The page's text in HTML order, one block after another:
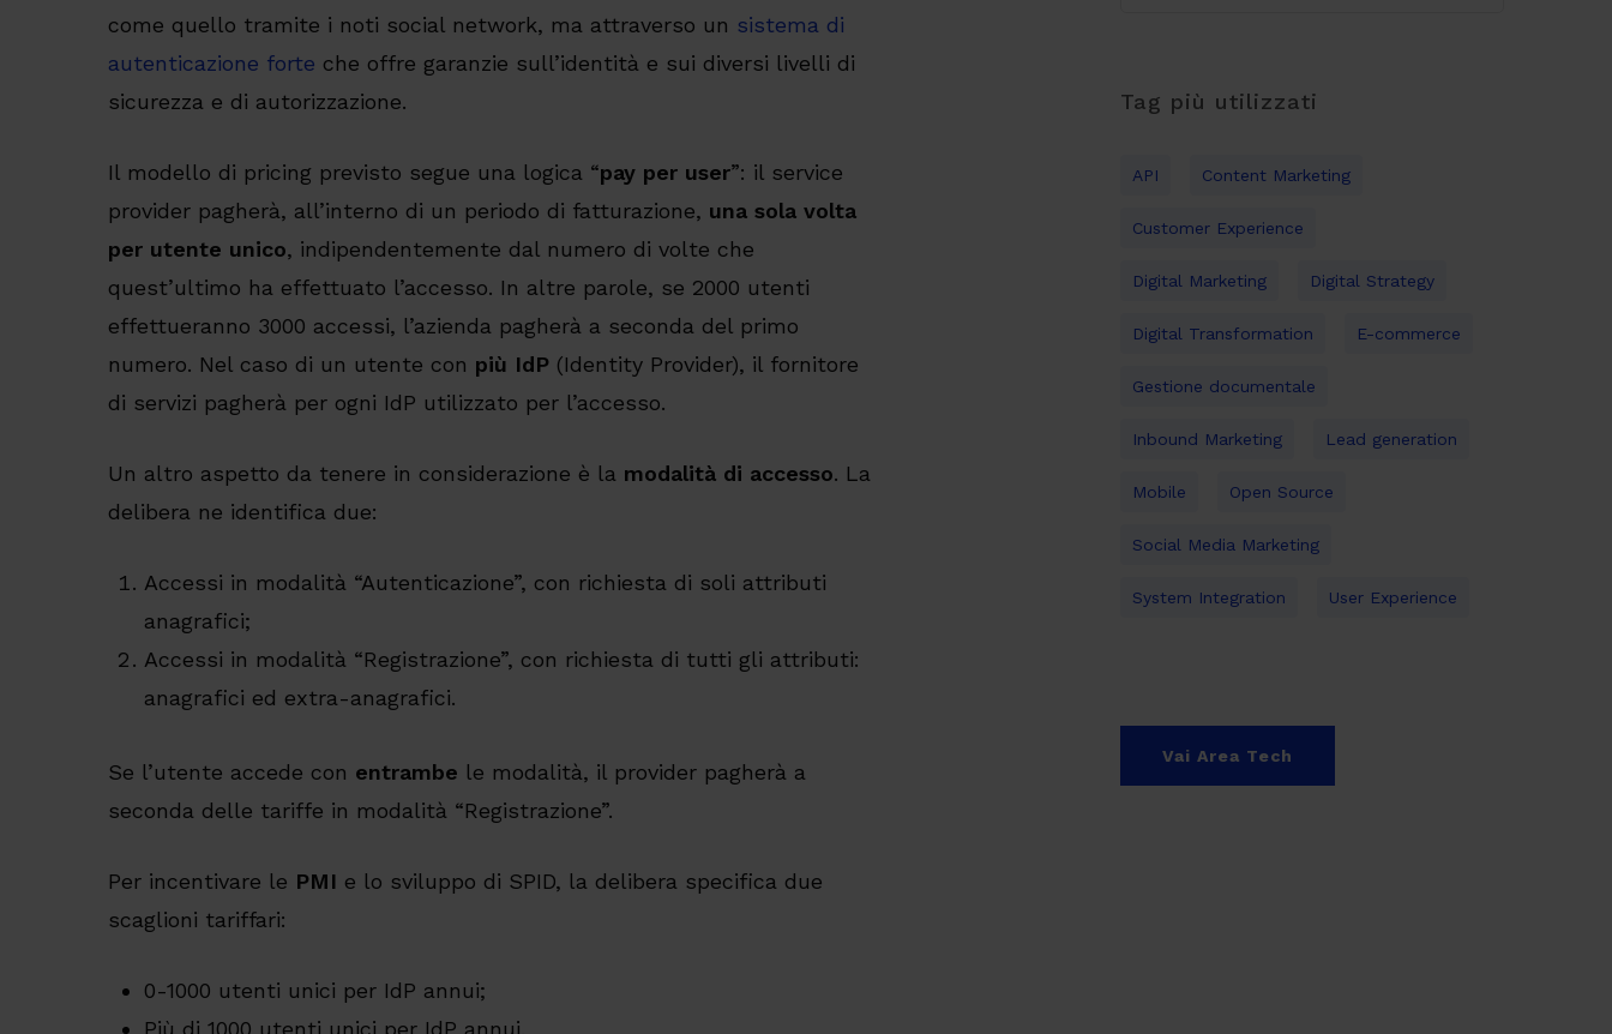
come quello tramite i noti social network, ma attraverso un sistema di
autenticazione forte che offre garanzie sull’identità e sui diversi livelli di
sicurezza e di autorizzazione.
Il modello di pricing previsto segue una logica “pay per user”: il service
provider pagherà, all’interno di un periodo di fatturazione, una sola volta
per utente unico, indipendentemente dal numero di volte che
quest’ultimo ha effettuato l’accesso. In altre parole, se 2000 utenti
effettueranno 3000 accessi, l’azienda pagherà a seconda del primo
numero. Nel caso di un utente con più IdP (Identity Provider), il fornitore
di servizi pagherà per ogni IdP utilizzato per l’accesso.
Un altro aspetto da tenere in considerazione è la modalità di accesso. La
delibera ne identifica due:
Accessi in modalità “Autenticazione”, con richiesta di soli attributi
anagrafici;
Accessi in modalità “Registrazione”, con richiesta di tutti gli attributi:
anagrafici ed extra-anagrafici.
Se l’utente accede con entrambe le modalità, il provider pagherà a
seconda delle tariffe in modalità “Registrazione”.
Per incentivare le PMI e lo sviluppo di SPID, la delibera specifica due
scaglioni tariffari:
0-1000 utenti unici per IdP annui;
Più di 1000 utenti unici per IdP annui.
Tag più utilizzati
API Content Marketing
Customer Experience
Digital Marketing Digital Strategy
Digital Transformation E-commerce
Gestione documentale
Inbound Marketing Lead generation
Mobile Open Source
Social Media Marketing
System Integration User Experience
Vai Area Tech